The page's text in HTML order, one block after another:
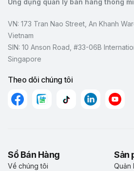
Ứng dụng quản lý bán hàng thông
VN: 173 Tran Nao Street, An Khanh
Vietnam
SIN: 10 Anson Road, #33-06B
Singapore
Theo dõi chúng tôi
Sổ Bán Hàng
Về chúng tôi
Sản
Quản